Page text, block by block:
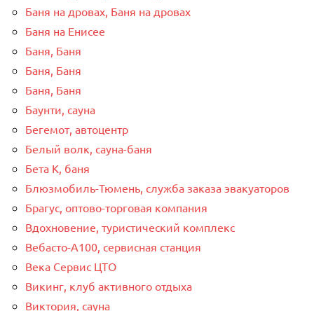
Баня на дровах, Баня на дровах
Баня на Енисее
Баня, Баня
Баня, Баня
Баня, Баня
Баунти, сауна
Бегемот, автоцентр
Белый волк, сауна-баня
Бета К, баня
Блюзмобиль-Тюмень, служба заказа эвакуаторов
Брагус, оптово-торговая компания
Вдохновение, туристический комплекс
Вебасто-А100, сервисная станция
Века Сервис ЦТО
Викинг, клуб активного отдыха
Виктория, сауна